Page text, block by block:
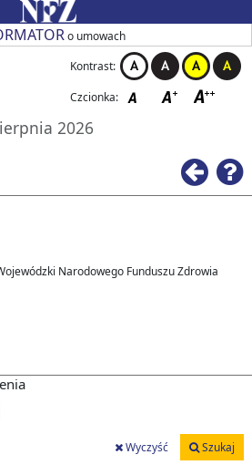
o umowach
Kontrast:
Czcionka:
2026
Narodowego Funduszu Zdrowia
Wyczyść Szukaj